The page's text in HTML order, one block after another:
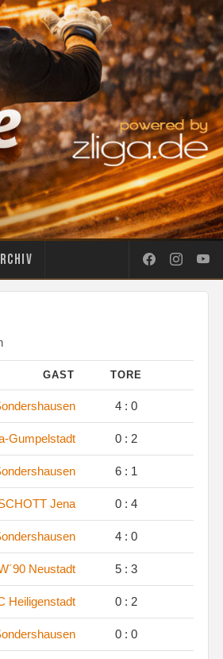
GAST TORE
4 : 0
Gumpelstadt 0 : 2
6 : 1
Jena 0 : 4
4 : 0
Neustadt 5 : 3
Heiligenstadt 0 : 2
0 : 0